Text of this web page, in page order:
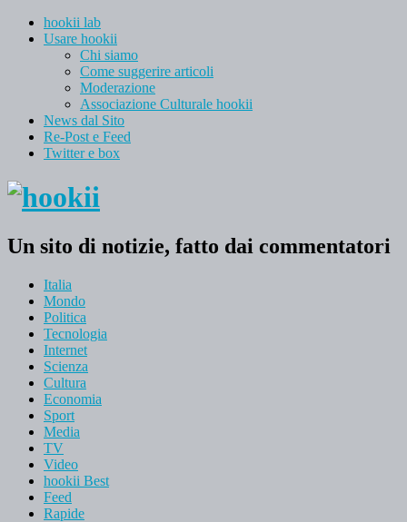
hookii lab
Usare hookii
Chi siamo
Come suggerire articoli
Moderazione
Associazione Culturale hookii
News dal Sito
Re-Post e Feed
Twitter e box
Un sito di notizie, fatto dai commentatori
Italia
Mondo
Politica
Tecnologia
Internet
Scienza
Cultura
Economia
Sport
Media
TV
Video
hookii Best
Feed
Rapide